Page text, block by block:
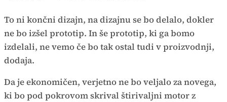
To ni končni dizajn, na dizajnu se bo delalo, dokler
ne bo izšel prototip. In še prototip, ki ga bomo
izdelali, ne vemo če bo tak ostal tudi v proizvodnji,
dodaja.
Da je ekonomičen, verjetno ne bo veljalo za novega,
ki bo pod pokrovom skrival štirivaljni motor z